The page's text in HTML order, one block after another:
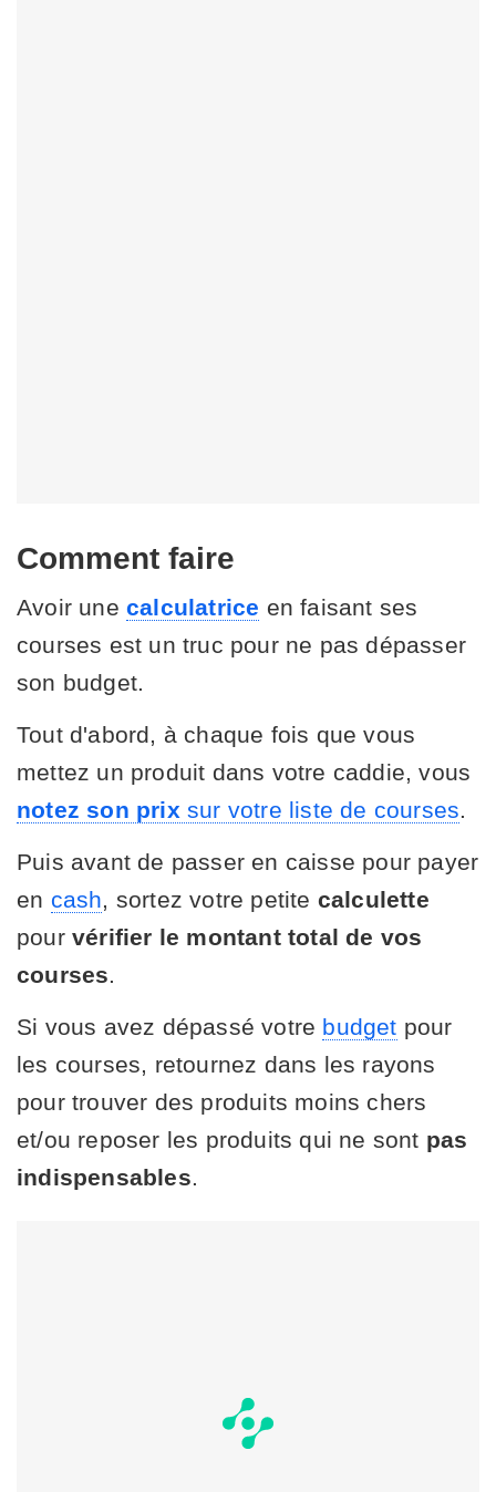
Comment faire
Avoir une calculatrice en faisant ses
courses est un truc pour ne pas dépasser
son budget.
Tout d'abord, à chaque fois que vous
mettez un produit dans votre caddie, vous
notez son prix sur votre liste de courses
Puis avant de passer en caisse pour payer
en cash , sortez votre petite calculette
pour vérifier le montant total de vos
courses
Si vous avez dépassé votre budget pour
les courses, retournez dans les rayons
pour trouver des produits moins chers
et/ou reposer les produits qui ne sont pas
indispensables